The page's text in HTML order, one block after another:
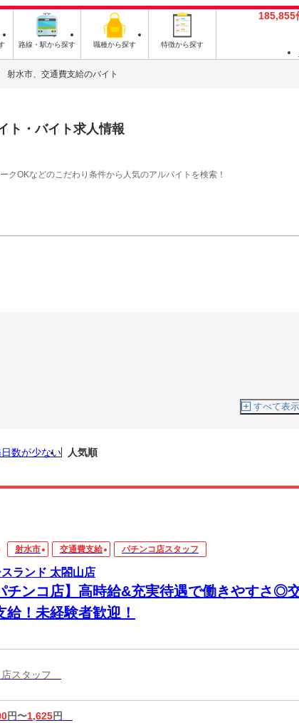
路線・駅から探す 職種から探す 特徴から探す
185,855
射水市、交通費支給のバイト
ト・バイト求人情報
クOKなどのこだわり条件から人気のアルバイトを検索！
すべて表
数が少ない 人気順
射水市 交通費支給 パチンコ店スタッフ
スランド 太閤山店
チンコ店】高時給&充実待遇で働きやすさ◎
給！未経験者歓迎！
店スタッフ
円〜1,625円